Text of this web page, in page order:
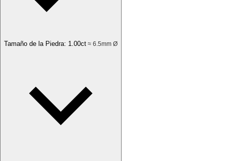
Tamaño de la Piedra: 1.00ct ≈ 6.5mm Ø